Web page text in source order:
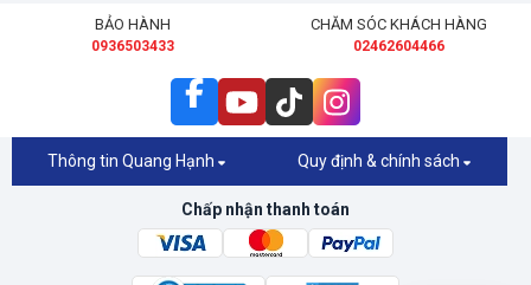
BẢO HÀNH
0936503433
CHĂM SÓC KHÁCH HÀNG
02462604466
Thông tin Quang Hạnh Quy định & chính sách
Chấp nhận thanh toán